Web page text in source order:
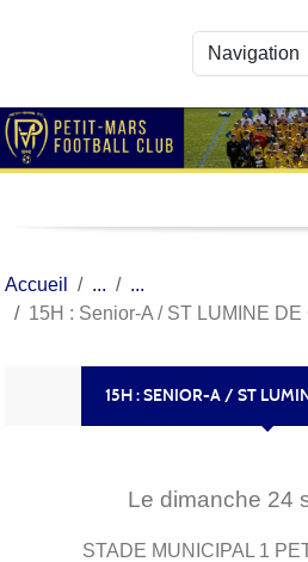
Accueil
15H : Senior-A / ST LUMINE DE
15H : SENIOR-A / ST
Le dimanche 24
STADE MUNICIPAL 1